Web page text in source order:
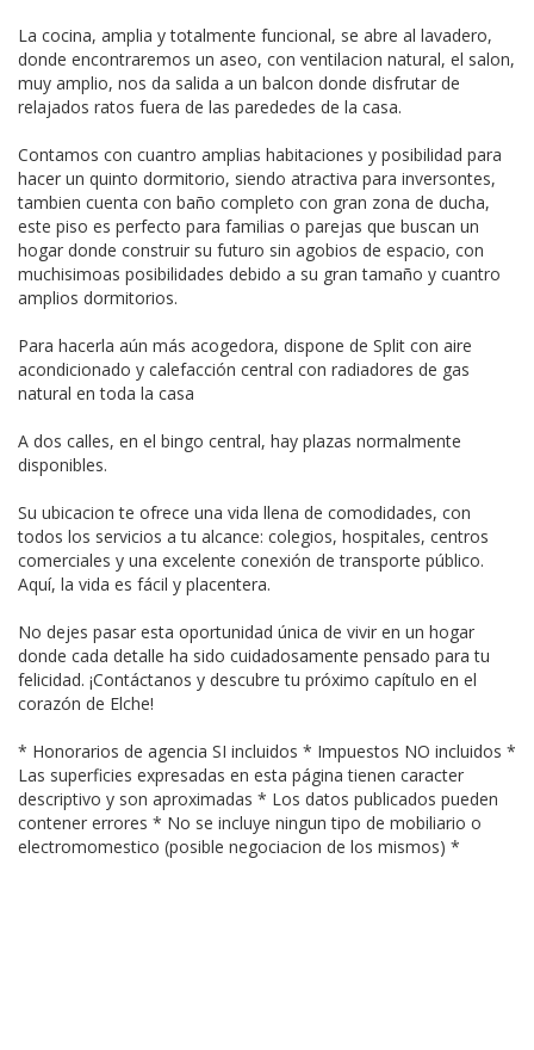
La cocina, amplia y totalmente funcional, se abre al lavadero,
donde encontraremos un aseo, con ventilacion natural, el salon,
muy amplio, nos da salida a un balcon donde disfrutar de
relajados ratos fuera de las parededes de la casa.
Contamos con cuantro amplias habitaciones y posibilidad para
hacer un quinto dormitorio, siendo atractiva para inversontes,
tambien cuenta con baño completo con gran zona de ducha,
este piso es perfecto para familias o parejas que buscan un
hogar donde construir su futuro sin agobios de espacio, con
muchisimoas posibilidades debido a su gran tamaño y cuantro
amplios dormitorios.
Para hacerla aún más acogedora, dispone de Split con aire
acondicionado y calefacción central con radiadores de gas
natural en toda la casa
A dos calles, en el bingo central, hay plazas normalmente
disponibles.
Su ubicacion te ofrece una vida llena de comodidades, con
todos los servicios a tu alcance: colegios, hospitales, centros
comerciales y una excelente conexión de transporte público.
Aquí, la vida es fácil y placentera.
No dejes pasar esta oportunidad única de vivir en un hogar
donde cada detalle ha sido cuidadosamente pensado para tu
felicidad. ¡Contáctanos y descubre tu próximo capítulo en el
corazón de Elche!
* Honorarios de agencia SI incluidos * Impuestos NO incluidos *
Las superficies expresadas en esta página tienen caracter
descriptivo y son aproximadas * Los datos publicados pueden
contener errores * No se incluye ningun tipo de mobiliario o
electromomestico (posible negociacion de los mismos) *